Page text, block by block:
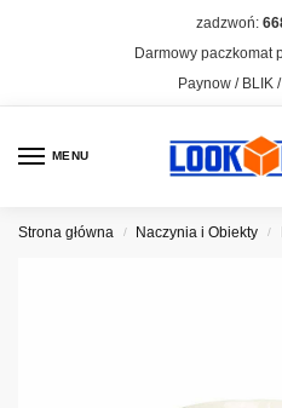
zadzwoń:
Darmowy paczkomat
Paynow / BLIK
MENU
Strona główna / Naczynia i Obiekty /